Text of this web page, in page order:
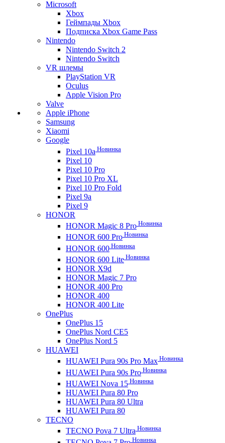
Microsoft
Xbox
Геймпады Xbox
Подписка Xbox Game Pass
Nintendo
Nintendo Switch 2
Nintendo Switch
VR шлемы
PlayStation VR
Oculus
Apple Vision Pro
Valve
Apple iPhone
Samsung
Xiaomi
Google
Pixel 10a Новинка
Pixel 10
Pixel 10 Pro
Pixel 10 Pro XL
Pixel 10 Pro Fold
Pixel 9a
Pixel 9
HONOR
HONOR Magic 8 Pro Новинка
HONOR 600 Pro Новинка
HONOR 600 Новинка
HONOR 600 Lite Новинка
HONOR X9d
HONOR Magic 7 Pro
HONOR 400 Pro
HONOR 400
HONOR 400 Lite
OnePlus
OnePlus 15
OnePlus Nord CE5
OnePlus Nord 5
HUAWEI
HUAWEI Pura 90s Pro Max Новинка
HUAWEI Pura 90s Pro Новинка
HUAWEI Nova 15 Новинка
HUAWEI Pura 80 Pro
HUAWEI Pura 80 Ultra
HUAWEI Pura 80
TECNO
TECNO Pova 7 Ultra Новинка
Новинка